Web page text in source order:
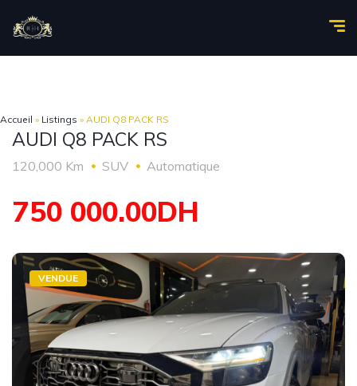
Accueil » Listings » AUDI Q8 PACK RS
AUDI Q8 PACK RS
120,000 Km SUV Automatique
750 000.00DH
VENDUE